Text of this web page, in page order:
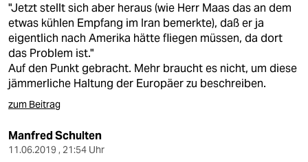
"Jetzt stellt sich aber heraus (wie Herr Maas das an dem
etwas kühlen Empfang im Iran bemerkte), daß er ja
eigentlich nach Amerika hätte fliegen müssen, da dort
das Problem ist."
Auf den Punkt gebracht. Mehr braucht es nicht, um diese
jämmerliche Haltung der Europäer zu beschreiben.
zum Beitrag
Manfred Schulten
11.06.2019 , 21:54 Uhr